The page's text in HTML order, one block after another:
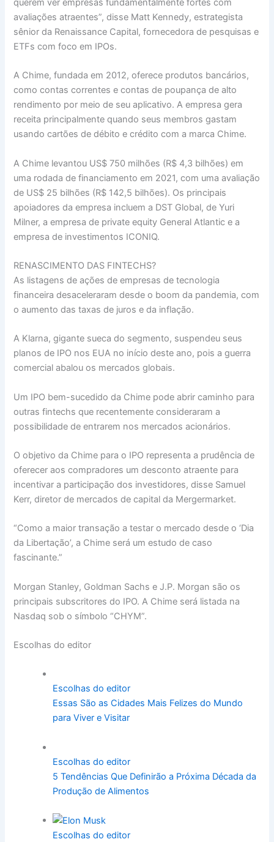
querem ver empresas fundamentalmente fortes com
avaliações atraentes”, disse Matt Kennedy, estrategista
sênior da Renaissance Capital, fornecedora de pesquisas e
ETFs com foco em IPOs.
A Chime, fundada em 2012, oferece produtos bancários,
como contas correntes e contas de poupança de alto
rendimento por meio de seu aplicativo. A empresa gera
receita principalmente quando seus membros gastam
usando cartões de débito e crédito com a marca Chime.
A Chime levantou US$ 750 milhões (R$ 4,3 bilhões) em
uma rodada de financiamento em 2021, com uma avaliação
de US$ 25 bilhões (R$ 142,5 bilhões). Os principais
apoiadores da empresa incluem a DST Global, de Yuri
Milner, a empresa de private equity General Atlantic e a
empresa de investimentos ICONIQ.
RENASCIMENTO DAS FINTECHS?
As listagens de ações de empresas de tecnologia
financeira desaceleraram desde o boom da pandemia, com
o aumento das taxas de juros e da inflação.
A Klarna, gigante sueca do segmento, suspendeu seus
planos de IPO nos EUA no início deste ano, pois a guerra
comercial abalou os mercados globais.
Um IPO bem-sucedido da Chime pode abrir caminho para
outras fintechs que recentemente consideraram a
possibilidade de entrarem nos mercados acionários.
O objetivo da Chime para o IPO representa a prudência de
oferecer aos compradores um desconto atraente para
incentivar a participação dos investidores, disse Samuel
Kerr, diretor de mercados de capital da Mergermarket.
“Como a maior transação a testar o mercado desde o ‘Dia
da Libertação’, a Chime será um estudo de caso
fascinante.”
Morgan Stanley, Goldman Sachs e J.P. Morgan são os
principais subscritores do IPO. A Chime será listada na
Nasdaq sob o símbolo “CHYM”.
Escolhas do editor
Escolhas do editor
Essas São as Cidades Mais Felizes do Mundo
para Viver e Visitar
Escolhas do editor
5 Tendências Que Definirão a Próxima Década da
Produção de Alimentos
Escolhas do editor